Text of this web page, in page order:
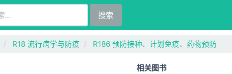
搜索
R18 流行病学与防疫 R186 预防接种、计划免疫、药物预防
相关图书